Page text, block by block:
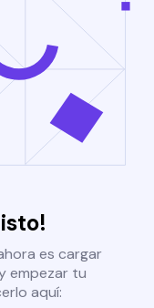
es cargar
empezar tu
aquí: